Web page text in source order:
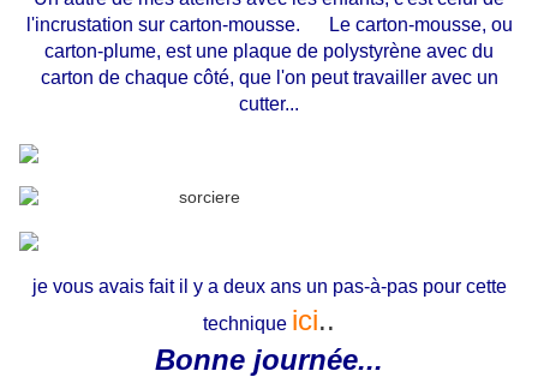
l'incrustation sur carton-mousse.
Le carton-mousse, ou
carton-plume, est une plaque de polystyrène avec du
carton de chaque côté, que l'on peut travailler avec un
cutter...
je vous avais fait il y a deux ans un pas-à-pas pour cette
technique ici..
Bonne journée...